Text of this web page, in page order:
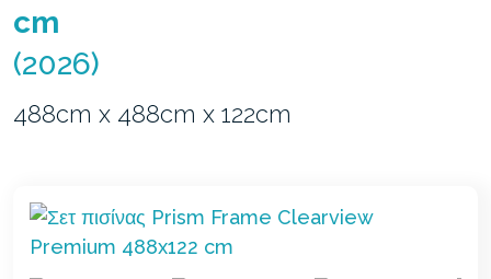
cm
(2026)
488cm x 488cm x 122cm